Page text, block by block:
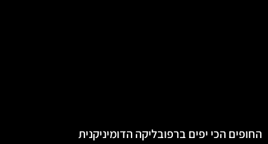
החופים הכי יפים ברפובליקה הדומיניקנית